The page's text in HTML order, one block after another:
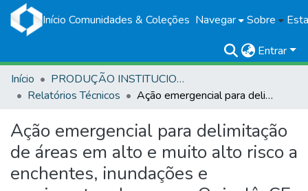
Início Comunidades & Coleções Navegar Sobre
Entrar
Início
PRODUÇÃO INSTITUCIONAL
Relatórios Técnicos
Ação emergencial para delimitação de áreas em alto e muito alto risco a enchentes, inundações e movimentos de massa: Quixelô, CE
Ação emergencial para delimitação
de áreas em alto e muito alto risco a
enchentes, inundações e